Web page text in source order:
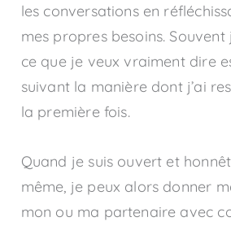
les conversations en
mes propres besoins.
ce que je veux vraiment dire
suivant la manière dont j’ai
la première fois.
Quand je suis ouvert et
même, je peux alors donner
mon ou ma partenaire avec